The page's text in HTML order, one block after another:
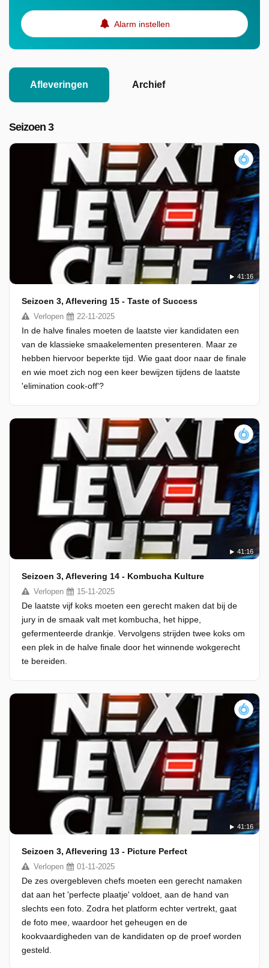
Alarm instellen
Afleveringen Archief
Seizoen 3
41:16
Seizoen 3, Aflevering 15 - Taste of Success
Verlopen 22-11-2025
In de halve finales moeten de laatste vier kandidaten een
van de klassieke smaakelementen presenteren. Maar ze
hebben hiervoor beperkte tijd. Wie gaat door naar de finale
en wie moet zich nog een keer bewijzen tijdens de laatste
'elimination cook-off'?
41:16
Seizoen 3, Aflevering 14 - Kombucha Kulture
Verlopen 15-11-2025
De laatste vijf koks moeten een gerecht maken dat bij de
jury in de smaak valt met kombucha, het hippe,
gefermenteerde drankje. Vervolgens strijden twee koks om
een plek in de halve finale door het winnende wokgerecht
te bereiden.
41:16
Seizoen 3, Aflevering 13 - Picture Perfect
Verlopen 01-11-2025
De zes overgebleven chefs moeten een gerecht namaken
dat aan het 'perfecte plaatje' voldoet, aan de hand van
slechts een foto. Zodra het platform echter vertrekt, gaat
de foto mee, waardoor het geheugen en de
kookvaardigheden van de kandidaten op de proef worden
gesteld.